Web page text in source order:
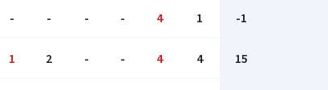
- - - - 4 1 -1
1 2 - - 4 4 15